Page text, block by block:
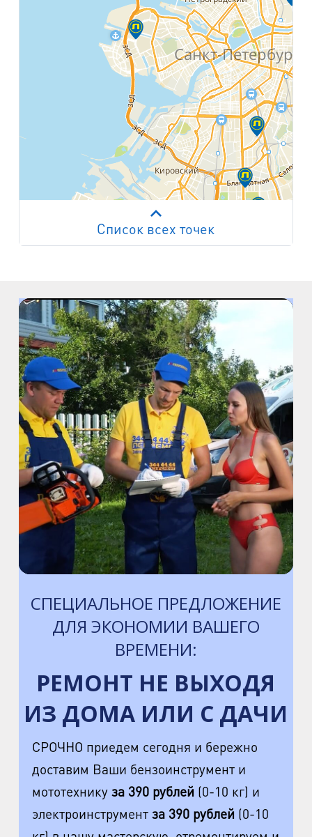
м. Пр. Ветеранов
пр. Ветеранов, д.9
м. Ул. Дыбенко
пр. Большевиков, д.25
м. Комендантский пр.
пр. Авиаконструкторов, д.4
м. Приморская
ул. Кораблестроителей, д.30
м. Академическая
пр. Науки, д.8, к.1
м. Озерки, м. Пр. Просвещения
м. Автово
пр. Маршала Жукова, д.35, к.3
м. Елизаровская
пр. Елизарова, д.36
м. Международная
ул. Белы Куна, д.20, к.1
м. Пионерская
пр. Испытателей, д.11, к.1
м. Гражданский пр.
Работает на API 2ГИС
Лицензионное соглашение
Список всех точек
СПЕЦИАЛЬНОЕ ПРЕДЛОЖЕНИЕ
ДЛЯ ЭКОНОМИИ ВАШЕГО
ВРЕМЕНИ:
РЕМОНТ НЕ ВЫХОДЯ
ИЗ ДОМА ИЛИ С ДАЧИ
СРОЧНО приедем сегодня и бережно
доставим Ваши бензоинструмент и
мототехникуза 390 рублей (0-10 кг) и
электроинструментза 390 рублей (0-10